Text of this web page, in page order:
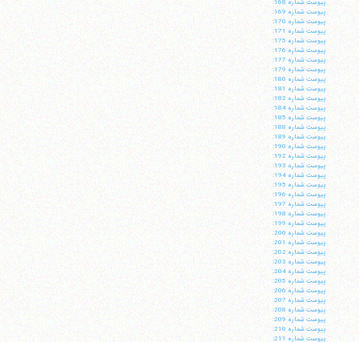
پيوست شماره 168:
پيوست شماره 169:
پيوست شماره 170:
پيوست شماره 171:
پيوست شماره 175:
پيوست شماره 176:
پيوست شماره 177:
پيوست شماره 179:
پيوست شماره 180:
پيوست شماره 181:
پيوست شماره 182:
پيوست شماره 184:
پيوست شماره 185:
پيوست شماره 188:
پيوست شماره 189:
پيوست شماره 190:
پيوست شماره 192:
پيوست شماره 193:
پيوست شماره 194:
پيوست شماره 195:
پيوست شماره 196:
پيوست شماره 197:
پيوست شماره 198:
پيوست شماره 199:
پيوست شماره 200:
پيوست شماره 201:
پيوست شماره 202:
پيوست شماره 203:
پيوست شماره 204:
پيوست شماره 205:
پيوست شماره 206:
پيوست شماره 207:
پيوست شماره 208:
پيوست شماره 209:
پيوست شماره 210:
پيوست شماره 211: